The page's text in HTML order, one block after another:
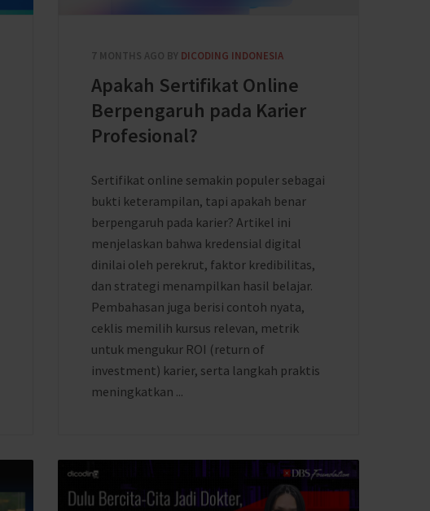
7 MONTHS AGO BY DICODING INDONESIA
Apakah Sertifikat Online
Berpengaruh pada Karier
Profesional?
Sertifikat online semakin populer sebagai
bukti keterampilan, tapi apakah benar
berpengaruh pada karier? Artikel ini
menjelaskan bahwa kredensial digital
dinilai oleh perekrut, faktor kredibilitas,
dan strategi menampilkan hasil belajar.
Pembahasan juga berisi contoh nyata,
ceklis memilih kursus relevan, metrik
untuk mengukur ROI (return of
investment) karier, serta langkah praktis
meningkatkan ...